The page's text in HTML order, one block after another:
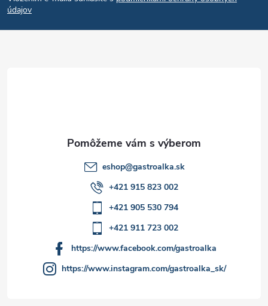
púdajov
eshop@gastroalka.sk
+421 915 823 002
+421 905 530 794
+421 911 723 002
https://www.facebook.com/gastroalka
https://www.instagram.com/gastroalka_sk/